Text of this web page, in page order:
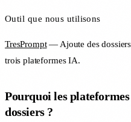
Outil que nous utilisons
TresPrompt— Ajoute des dossiers
trois plateformes IA.
Pourquoi les
dossiers ?